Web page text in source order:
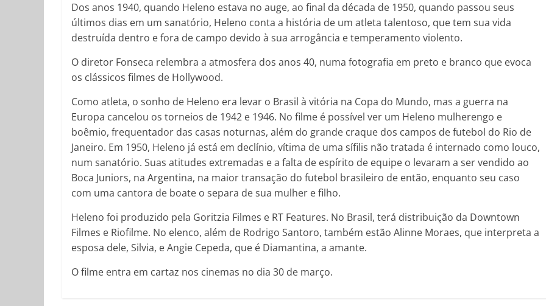
Dos anos 1940, quando Heleno estava no auge, ao final da década de 1950, quando passou seus
últimos dias em um sanatório, Heleno conta a história de um atleta talentoso, que tem sua vida
destruída dentro e fora de campo devido à sua arrogância e temperamento violento.
O diretor Fonseca relembra a atmosfera dos anos 40, numa fotografia em preto e branco que evoca
os clássicos filmes de Hollywood.
Como atleta, o sonho de Heleno era levar o Brasil à vitória na Copa do Mundo, mas a guerra na
Europa cancelou os torneios de 1942 e 1946. No filme é possível ver um Heleno mulherengo e
boêmio, frequentador das casas noturnas, além do grande craque dos campos de futebol do Rio de
Janeiro. Em 1950, Heleno já está em declínio, vítima de uma sífilis não tratada é internado como louco,
num sanatório. Suas atitudes extremadas e a falta de espírito de equipe o levaram a ser vendido ao
Boca Juniors, na Argentina, na maior transação do futebol brasileiro de então, enquanto seu caso
com uma cantora de boate o separa de sua mulher e filho.
Heleno foi produzido pela Goritzia Filmes e RT Features. No Brasil, terá distribuição da Downtown
Filmes e Riofilme. No elenco, além de Rodrigo Santoro, também estão Alinne Moraes, que interpreta a
esposa dele, Silvia, e Angie Cepeda, que é Diamantina, a amante.
O filme entra em cartaz nos cinemas no dia 30 de março.